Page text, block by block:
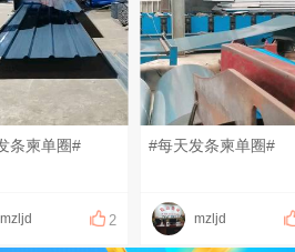
条柬单圈#
mzljd 2
#每天发条柬单圈#
mzljd